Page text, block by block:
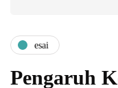
esai
Pengaruh